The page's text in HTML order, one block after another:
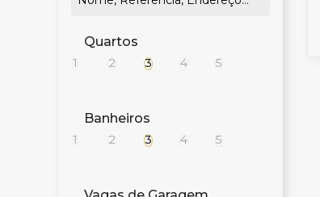
Quartos
1 2 3 4 5
Banheiros
1 2 3 4 5